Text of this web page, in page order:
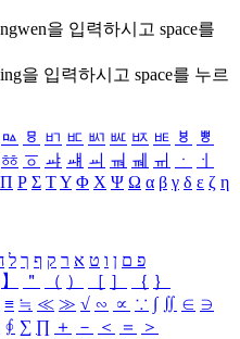
을 입력하시고 space를
을 입력하시고 space를 누르
ㅰ ㅱ ㅲ ㅳ ㅴ ㅵ ㅶ ㅷ ㅸ
ㅹ
ㆅ ㆆ ㆇ ㆈ ㆉ ㆊ ㆋ ㆌ ㆍ
ㆎ
Π Ρ Σ ΤΥ Φ Χ Ψ Ω α β γ δ ε ζ η
פ ם ן ו ט א ר ק ף ך ל
】 ＂ （ ） ［ ］ ｛ ｝
≡ ≒ ≪ ≫ √ ∽ ∝ ∵ ∫ ∬ ∈ ∋
∮ ∑ ∏ ＋ － ＜ ＝
＞